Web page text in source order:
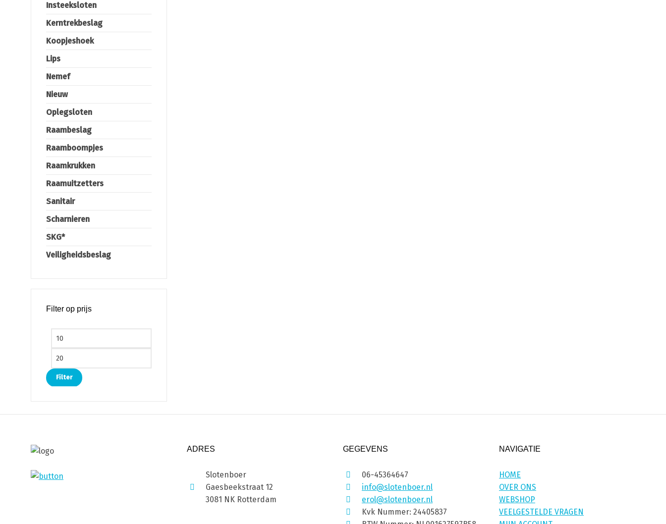
Insteeksloten
Kerntrekbeslag
Koopjeshoek
Lips
Nemef
Nieuw
Oplegsloten
Raambeslag
Raamboompjes
Raamkrukken
Raamuitzetters
Sanitair
Scharnieren
SKG*
Veiligheidsbeslag
Filter op prijs
Min. prijs
Filter
ADRES
Slotenboer
Gaesbeekstraat 12
3081 NK Rotterdam
GEGEVENS
06-45364647
info@slotenboer.nl
erol@slotenboer.nl
Kvk Nummer: 24405837
NAVIGATIE
HOME
OVER ONS
WEBSHOP
VEELGESTELDE VRAGEN